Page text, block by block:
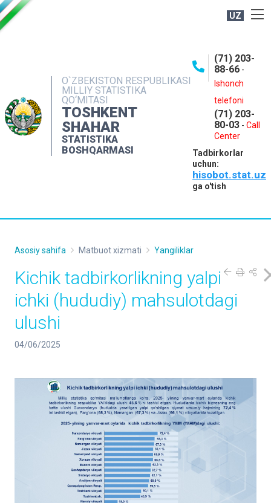
UZ
O`ZBEKISTON RESPUBLIKASI
MILLIY STATISTIKA
QO‘MITASI
TOSHKENT
SHAHAR
STATISTIKA
BOSHQARMASI
(71) 203-
88-66 -
Ishonch
telefoni
(71) 203-
80-03 - Call
Center
Tadbirkorlar
uchun:
hisobot.stat.uz
ga o'tish
NASHRLAR
INTERAKTIV XIZMATLAR
MATBUOT XIZMATI
MUROJAATLAR
Asosiy sahifa Matbuot xizmati Yangiliklar
Kichik tadbirkorlikning yalpi
ichki (hududiy) mahsulotdagi
ulushi
04/06/2025